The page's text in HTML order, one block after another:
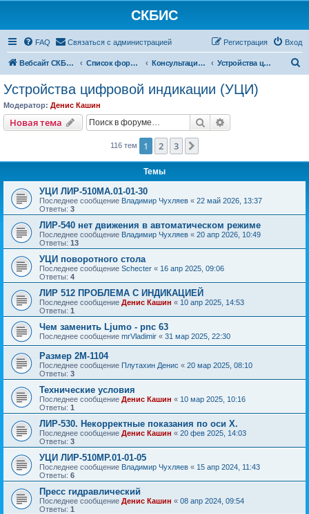
СКБИС
FAQ Связаться с администрацией Вход
Регистрация
Вебсайт СКБИС Список форумов Консультации технических специалистов Устройства цифровой индикации (УЦИ)
Устройства цифровой индикации (УЦИ)
Модератор: Денис Кашин
Новая тема Поиск
116 тем 1 2 3
Темы
УЦИ ЛИР-510МА.01-01-30
Последнее сообщение Владимир Чухляев « 22 май 2026, 13:37
Ответы: 3
ЛИР-540 нет движения в автоматическом режиме
Последнее сообщение Владимир Чухляев « 20 апр 2026, 10:49
Ответы: 13
УЦИ поворотного стола
Последнее сообщение Schecter « 16 апр 2025, 09:06
Ответы: 4
ЛИР 512 ПРОБЛЕМА С ИНДИКАЦИЕЙ
Последнее сообщение Денис Кашин « 10 апр 2025, 14:53
Ответы: 1
Чем заменить Ljumo - pnc 63
Последнее сообщение mrVladimir « 31 мар 2025, 22:30
Размер 2М-1104
Последнее сообщение Плутахин Денис « 20 мар 2025, 08:10
Ответы: 3
Технические условия
Последнее сообщение Денис Кашин « 10 мар 2025, 10:16
Ответы: 1
ЛИР-530. Некорректные показания по оси X.
Последнее сообщение Денис Кашин « 20 фев 2025, 14:03
Ответы: 3
УЦИ ЛИР-510МР.01-01-05
Последнее сообщение Владимир Чухляев « 15 апр 2024, 11:43
Ответы: 6
Пресс гидравлический
Последнее сообщение Денис Кашин « 08 апр 2024, 09:54
Ответы: 1